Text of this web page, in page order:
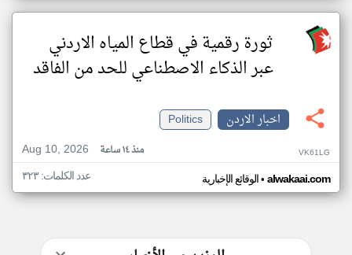
ثورة رقمية في قطاع المياه الاردني
عبر الذكاء الاصطناعي للحد من الفاقد
اخبار الاردن
Politics
Aug 10, 2026
منذ ١٤ ساعة VK61LG
الوقائع الإخبارية• alwakaai.com عدد الكلمات: ٣٢٣